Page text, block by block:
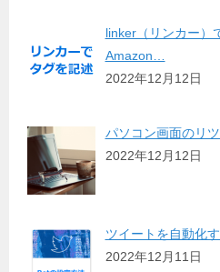
linker（リンカー）
Amazon…
2022年12月12日
パソコン画面のリ
2022年12月12日
ツイートを自動化
2022年12月11日